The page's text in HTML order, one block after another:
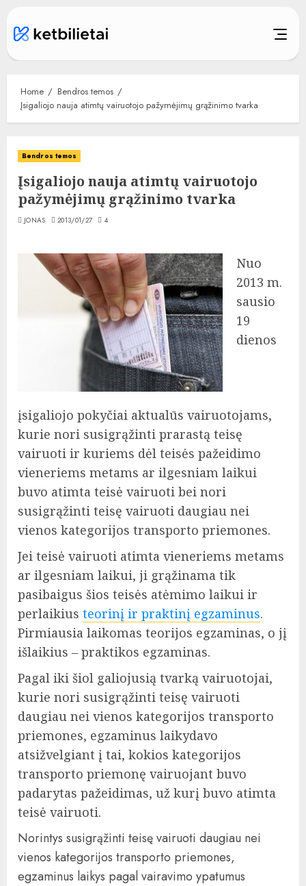
content
Home
Bendros temos
Įsigaliojo nauja atimtų vairuotojo pažymėjimų grąžinimo tvarka
Bendros temos
Įsigaliojo nauja atimtų vairuotojo
pažymėjimų grąžinimo tvarka
JONAS 2013/01/27 4
Nuo
2013 m.
sausio
19
dienos
įsigaliojo pokyčiai aktualūs vairuotojams,
kurie nori susigrąžinti prarastą teisę
vairuoti ir kuriems dėl teisės pažeidimo
vieneriems metams ar ilgesniam laikui
buvo atimta teisė vairuoti bei nori
susigrąžinti teisę vairuoti daugiau nei
vienos kategorijos transporto priemones.
Jei teisė vairuoti atimta vieneriems metams
ar ilgesniam laikui, ji grąžinama tik
pasibaigus šios teisės atėmimo laikui ir
perlaikius teorinį ir praktinį egzaminus.
Pirmiausia laikomas teorijos egzaminas, o jį
išlaikius – praktikos egzaminas.
Pagal iki šiol galiojusią tvarką vairuotojai,
kurie nori susigrąžinti teisę vairuoti
daugiau nei vienos kategorijos transporto
priemones, egzaminus laikydavo
atsižvelgiant į tai, kokios kategorijos
transporto priemonę vairuojant buvo
padarytas pažeidimas, už kurį buvo atimta
teisė vairuoti.
Norintys susigrąžinti teisę vairuoti daugiau nei
vienos kategorijos transporto priemones,
egzaminus laikys pagal vairavimo ypatumus